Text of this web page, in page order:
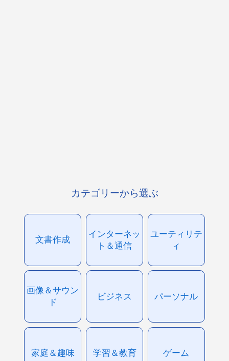
カテゴリーから選ぶ
文書作成
インターネッ
ト＆通信
ユーティリテ
ィ
画像＆サウン
ド
ビジネス パーソナル
家庭＆趣味 学習＆教育 ゲーム